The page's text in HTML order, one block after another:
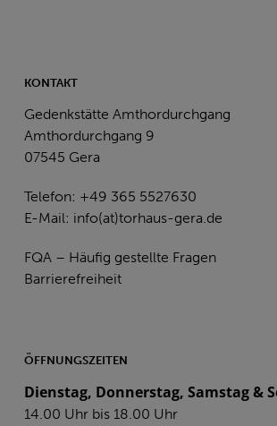
KONTAKT
Gedenkstätte Amthordurchgang
Amthordurchgang 9
07545 Gera
Telefon: +49 365 5527630
E-Mail: info(at)torhaus-gera.de
FQA – Häufig gestellte Fragen
Barrierefreiheit
ÖFFNUNGSZEITEN
Dienstag, Donnerstag, Samstag &
14.00 Uhr bis 18.00 Uhr